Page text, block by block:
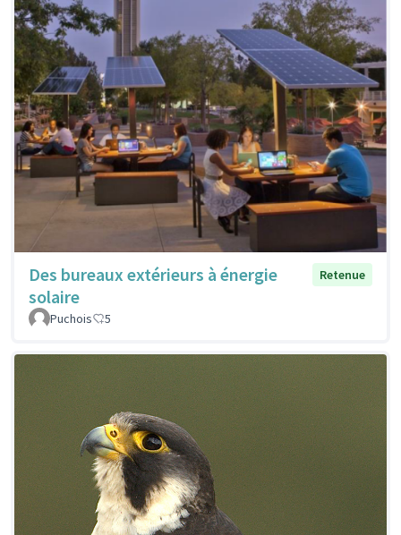
Des bureaux extérieurs à énergie
solaire
Retenue
Puchois 5